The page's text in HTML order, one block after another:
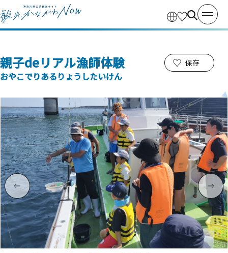
親子deリアル漁師体験
おやこでりあるりょうしたいけん
保存